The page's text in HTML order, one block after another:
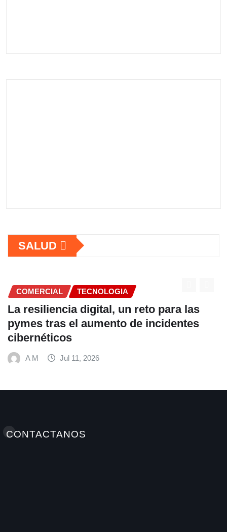
SALUD
las
COMERCIAL
Fundación Ficohsa fortalece la
alimentación escolar y
hábitos saludables junto al
Mundial de Alimentos y Nestlé